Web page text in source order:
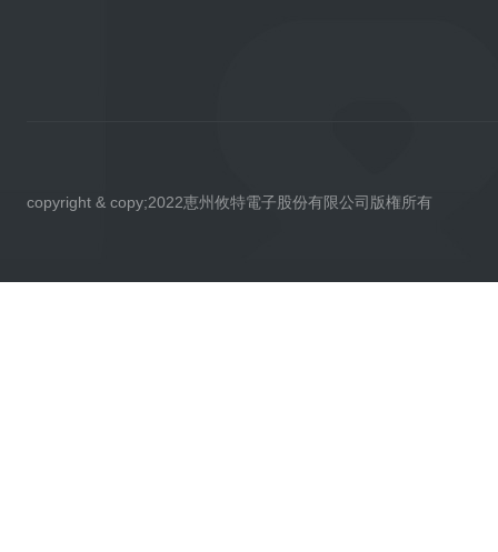
copyright & copy;2022恵州攸特電子股份有限公司版権所有